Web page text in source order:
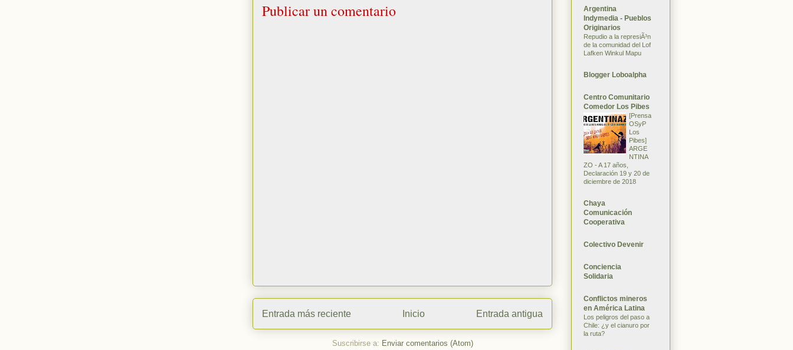
Publicar un comentario
Entrada más reciente Entrada antigua
Inicio
Suscribirse a: Enviar comentarios (Atom)
Argentina
Indymedia - Pueblos
Originarios
Repudio a la represiÃ³n
de la comunidad del Lof
Lafken Winkul Mapu
Blogger Loboalpha
Centro Comunitario
Comedor Los Pibes
[Prensa
OSyP
Los
Pibes]
ARGE
NTINA
ZO - A 17 años,
Declaración 19 y 20 de
diciembre de 2018
Chaya
Comunicación
Cooperativa
Colectivo Devenir
Conciencia
Solidaria
Conflictos mineros
en América Latina
Los peligros del paso a
Chile: ¿y el cianuro por
la ruta?